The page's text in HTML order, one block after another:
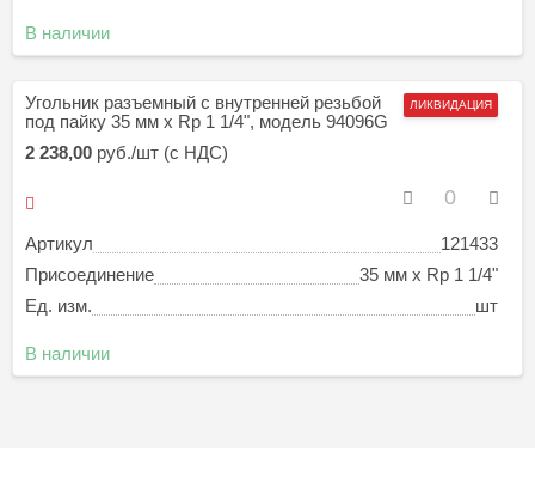
В наличии
Угольник разъемный с внутренней резьбой
под пайку 35 мм х Rp 1 1/4", модель 94096G
Артикул
121433
Присоединение
35 мм х Rp 1 1/4"
Ед. изм.
шт
2 238,00 руб./шт (с НДС)
В наличии
ЛИКВИДАЦИЯ